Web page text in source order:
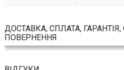
ДОСТАВКА, СПЛАТА,
ПОВЕРНЕННЯ